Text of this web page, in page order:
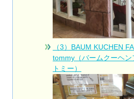
（3）BAUM KUCHEN
tommy（バームクーヘ
トミー）